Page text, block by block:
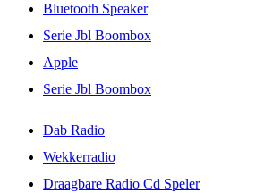
Bluetooth Speaker
Serie Jbl Boombox
Apple
Serie Jbl Boombox
Dab Radio
Wekkerradio
Draagbare Radio Cd Speler